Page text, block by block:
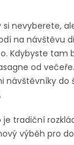
si nevyberete,
na návštěvu
Kdybyste tam
od
návštěvníky do
je tradiční
výběh pro